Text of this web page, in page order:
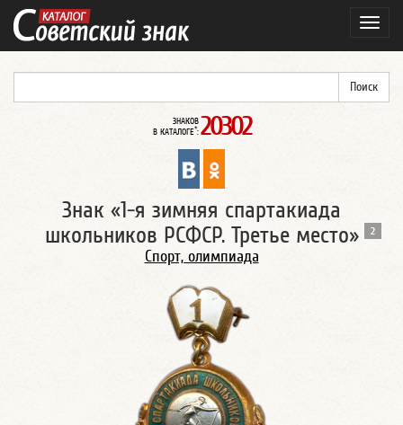
ЗНАКОВ
В КАТАЛОГЕ*: 20302
Знак «1-я зимняя спартакиада
школьников РСФСР. Третье место»
2
Спорт, олимпиада